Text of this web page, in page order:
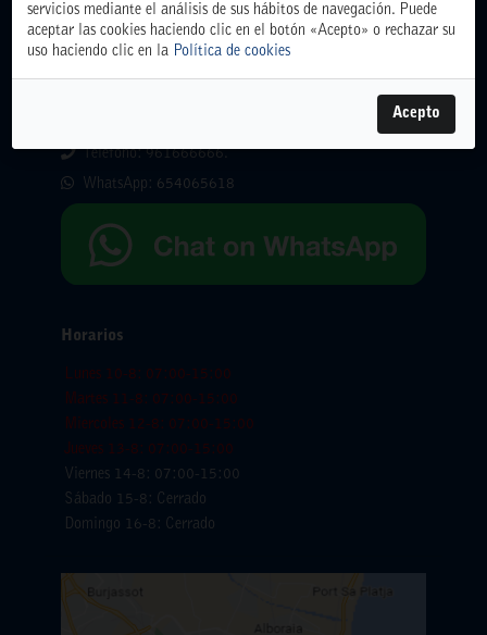
ALMACÉN CENTRAL
Polígono Industrial El Oliveral. Calle D. nº 6. 46394
Teléfono: 961666666.
WhatsApp: 654065618
Horarios
Lunes 10-8: 07:00-15:00
Martes 11-8: 07:00-15:00
Miercoles 12-8: 07:00-15:00
Jueves 13-8: 07:00-15:00
Viernes 14-8: 07:00-15:00
Sábado 15-8: Cerrado
Domingo 16-8: Cerrado
servicios mediante el análisis de sus hábitos de navegación. Puede
aceptar las cookies haciendo clic en el botón «Acepto» o rechazar su
uso haciendo clic en la Política de cookies
Acepto